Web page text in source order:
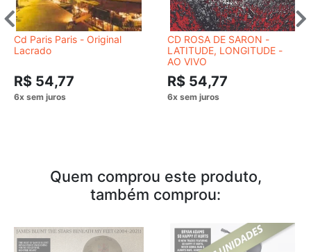
Cd Paris Paris - Original
Lacrado
R$ 54,77
CD ROSA DE SARON -
LATITUDE, LONGITUDE -
AO VIVO
R$ 54,77
Quem comprou este produto,
também comprou: